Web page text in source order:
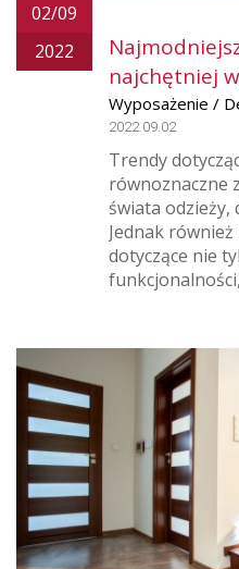
02/09
2022
najchętniej
Wyposażenie /
2022.09.02
Trendy
równoznaczne
świata odzieży,
Jednak
dotyczące nie